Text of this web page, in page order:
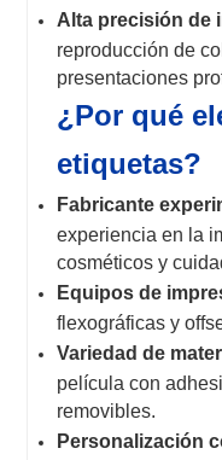
Alta precisión de
reproducción de
presentaciones
¿Por qué
etiquetas?
Fabricante
experiencia en la
cosméticos y
Equipos de
flexográficas y
Variedad de
película con
removibles.
Personalización